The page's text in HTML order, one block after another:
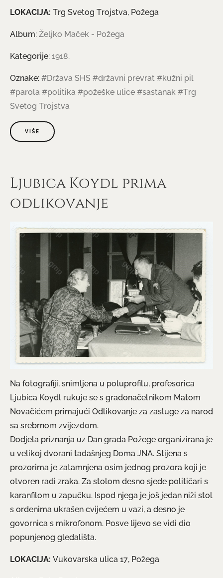
LOKACIJA: Trg Svetog Trojstva, Požega
Album: Željko Maček - Požega
Kategorije: 1918.
Oznake: #Država SHS #državni prevrat #kužni pil
#parola #politika #požeške ulice #sastanak #Trg
Svetog Trojstva
VIŠE
Ljubica Koydl prima
odlikovanje
Na fotografiji, snimljena u poluprofilu, profesorica
Ljubica Koydl rukuje se s gradonačelnikom Matom
Novačićem primajući Odlikovanje za zasluge za narod
sa srebrnom zvijezdom.
Dodjela priznanja uz Dan grada Požege organizirana je
u velikoj dvorani tadašnjeg Doma JNA. Stijena s
prozorima je zatamnjena osim jednog prozora koji je
otvoren radi zraka. Za stolom desno sjede političari s
karanfilom u zapučku. Ispod njega je još jedan niži stol
s ordenima ukrašen cvijećem u vazi, a desno je
govornica s mikrofonom. Posve lijevo se vidi dio
popunjenog gledališta.
LOKACIJA: Vukovarska ulica 17, Požega